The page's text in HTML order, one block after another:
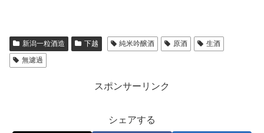
新潟一粒酒造 下越 純米吟醸酒 原酒
生酒
無濾過
スポンサーリンク
シェアする